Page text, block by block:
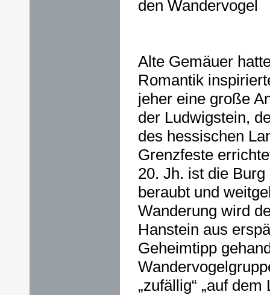
den Wandervogel
Alte Gemäuer
Romantik
jeher eine große
der Ludwigstein,
des hessischen
Grenzfeste
20. Jh. ist die
beraubt und
Wanderung wird
Hanstein aus
Geheimtipp
„zufällig“ „auf dem